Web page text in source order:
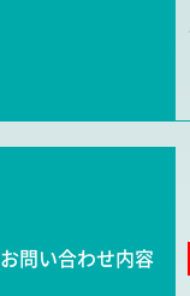
お問い合わせ内容